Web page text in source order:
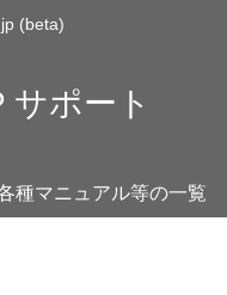
(beta)
サポート
種マニュアル等の一覧